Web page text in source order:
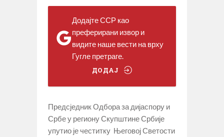
Додајте ССР као
преферирани извор и
видите наше вести на врху
Гугле претраге.
ДОДАЈ
Предсједник Одбора за дијаспору и
Србе у региону Скупштине Србије
упутио је честитку Његовој Светости